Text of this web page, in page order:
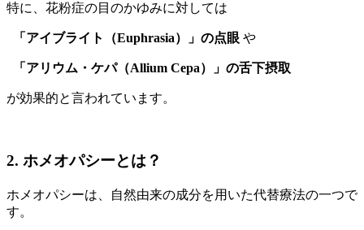
特に、花粉症の目のかゆみに対しては
「アイブライト（Euphrasia）」の点眼 や
「アリウム・ケパ（Allium Cepa）」の舌下摂取
が効果的と言われています。
2. ホメオパシーとは？
ホメオパシーは、自然由来の成分を用いた代替療法の一つで
す。